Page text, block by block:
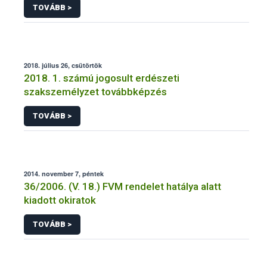
TOVÁBB >
2018. július 26, csütörtök
2018. 1. számú jogosult erdészeti
szakszemélyzet továbbképzés
TOVÁBB >
2014. november 7, péntek
36/2006. (V. 18.) FVM rendelet hatálya alatt
kiadott okiratok
TOVÁBB >